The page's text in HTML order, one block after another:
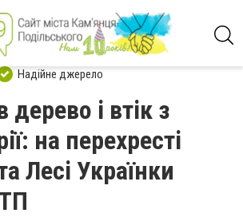
Надійне джерело
дерево і втік з
на перехресті
Лесі Українки